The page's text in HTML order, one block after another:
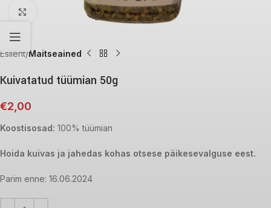
Click to enlarge
Esileht Maitseained
Kuivatatud tüümian 50g
€2,00
Koostisosad: 100% tüümian
Hoida kuivas ja jahedas kohas otsese päikesevalguse eest.
Parim enne: 16.06.2024